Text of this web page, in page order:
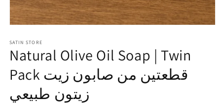
1
in
modal
SATIN STORE
Natural Olive Oil Soap | Twin
Pack قطعتين من صابون زيت
زيتون طبيعي